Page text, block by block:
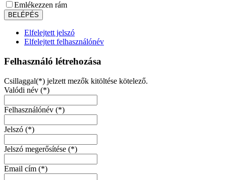
Emlékezzen rám
Elfelejtett jelszó
Elfelejtett felhasználónév
Felhasználó létrehozása
Csillaggal(*) jelzett mezők kitöltése kötelező.
Valódi név (*)
Felhasználónév (*)
Jelszó (*)
Jelszó megerősítése (*)
Email cím (*)